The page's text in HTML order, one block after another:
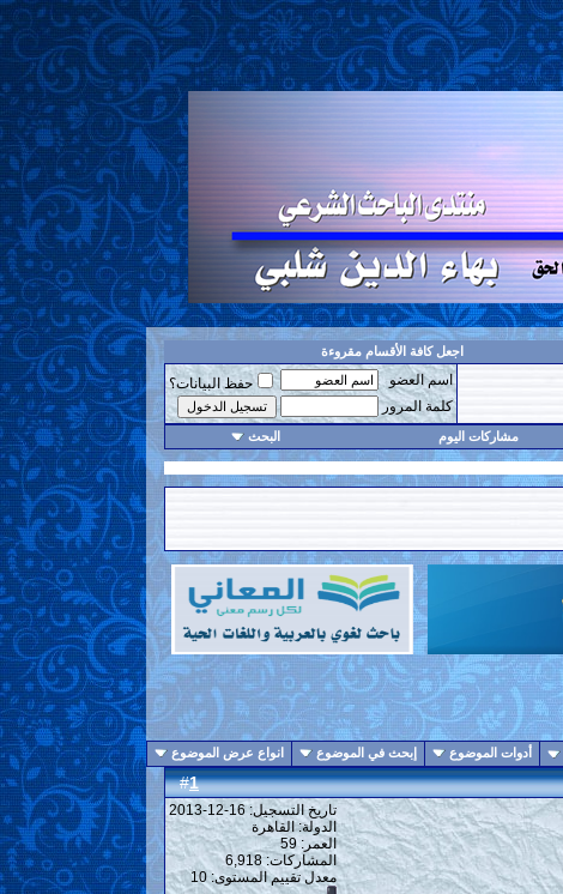
اجعل كافة الأقسام مقروءة
اسم العضو
حفظ البيانات؟
كلمة المرور
مشاركات اليوم البحث
أدوات الموضوع إبحث في الموضوع انواع عرض الموضوع
#
1
تاريخ التسجيل: 16-12-2013
الدولة: القاهرة
العمر: 59
المشاركات: 6,918
معدل تقييم المستوى: 10